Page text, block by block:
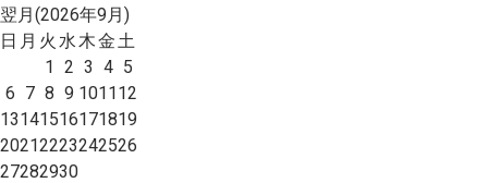
翌月(2026年9月)
日 月 火 水木金土
1 2 3 4 5
6 7 8 9 101112
13141516171819
20212223242526
27282930